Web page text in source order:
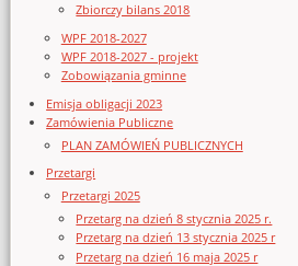
Zbiorczy bilans 2018
WPF 2018-2027
WPF 2018-2027 - projekt
Zobowiązania gminne
Emisja obligacji 2023
Zamówienia Publiczne
PLAN ZAMÓWIEŃ PUBLICZNYCH
Przetargi
Przetargi 2025
Przetarg na dzień 8 stycznia 2025 r.
Przetarg na dzień 13 stycznia 2025 r
Przetarg na dzień 16 maja 2025 r